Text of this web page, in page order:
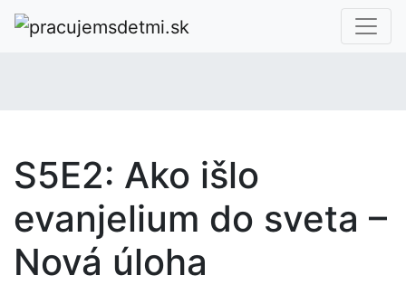
S5E2: Ako išlo
evanjelium do sveta –
Nová úloha